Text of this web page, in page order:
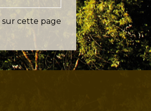
cette page